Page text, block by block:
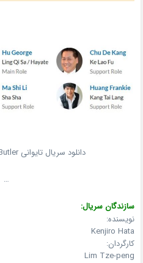
دانلود سریال تایوانی Hayate the Combat Butler
…
سازندگان سریال:
نویسنده:
Kenjiro Hata
کارگردان:
Lim Tze-peng